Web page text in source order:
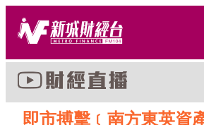
即市搏擊﹝南方東英資